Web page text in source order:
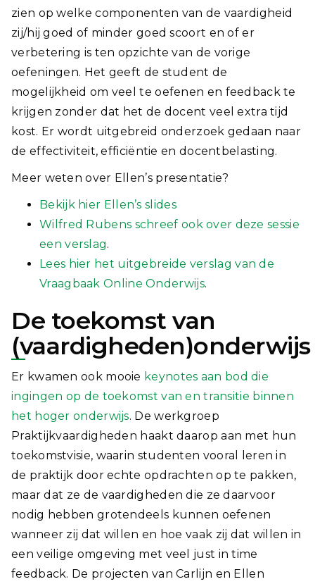
zien op welke componenten van de vaardigheid
zij/hij goed of minder goed scoort en of er
verbetering is ten opzichte van de vorige
oefeningen. Het geeft de student de
mogelijkheid om veel te oefenen en feedback te
krijgen zonder dat het de docent veel extra tijd
kost. Er wordt uitgebreid onderzoek gedaan naar
de effectiviteit, efficiëntie en docentbelasting.
Meer weten over Ellen’s presentatie?
Bekijk hier Ellen’s slides
Wilfred Rubens schreef ook over deze sessie
een verslag.
Lees hier het uitgebreide verslag van de
Vraagbaak Online Onderwijs.
De toekomst van
(vaardigheden)onderwijs
Er kwamen ook mooie keynotes aan bod die
ingingen op de toekomst van en transitie binnen
het hoger onderwijs. De werkgroep
Praktijkvaardigheden haakt daarop aan met hun
toekomstvisie, waarin studenten vooral leren in
de praktijk door echte opdrachten op te pakken,
maar dat ze de vaardigheden die ze daarvoor
nodig hebben grotendeels kunnen oefenen
wanneer zij dat willen en hoe vaak zij dat willen in
een veilige omgeving met veel just in time
feedback. De projecten van Carlijn en Ellen